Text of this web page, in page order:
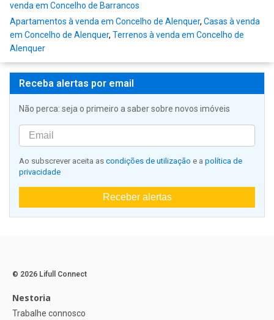
venda em Concelho de Barrancos
Apartamentos à venda em Concelho de Alenquer, Casas à venda
em Concelho de Alenquer, Terrenos à venda em Concelho de
Alenquer
Receba alertas por email
Não perca: seja o primeiro a saber sobre novos imóveis
Ao subscrever aceita as condições de utilização e a política de
privacidade
Receber alertas
© 2026 Lifull Connect
Nestoria
Trabalhe connosco